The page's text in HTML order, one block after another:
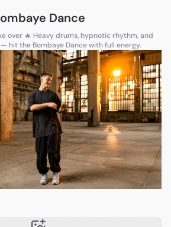
Dance
over 🔥 Heavy drums, hypnotic rhythm, and
hit the Bombaye Dance with full energy.